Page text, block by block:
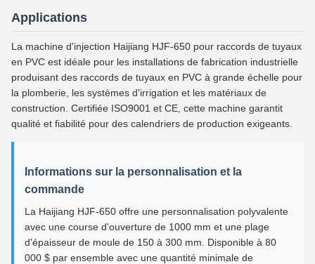
Applications
La machine d'injection Haijiang HJF-650 pour raccords de tuyaux
en PVC est idéale pour les installations de fabrication industrielle
produisant des raccords de tuyaux en PVC à grande échelle pour
la plomberie, les systèmes d'irrigation et les matériaux de
construction. Certifiée ISO9001 et CE, cette machine garantit
qualité et fiabilité pour des calendriers de production exigeants.
Informations sur la personnalisation et la
commande
La Haijiang HJF-650 offre une personnalisation polyvalente
avec une course d'ouverture de 1000 mm et une plage
d'épaisseur de moule de 150 à 300 mm. Disponible à 80
000 $ par ensemble avec une quantité minimale de